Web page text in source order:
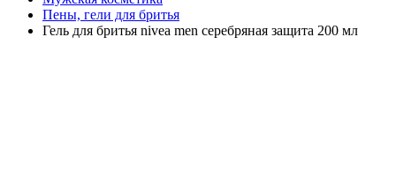
Пены, гели для бритья
Гель для бритья nivea men серебряная защита 200 мл